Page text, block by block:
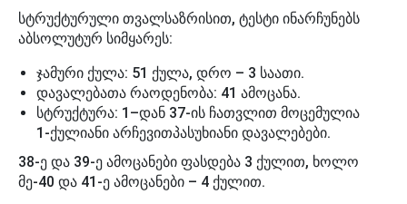
სტრუქტურული თვალსაზრისით, ტესტი ინარჩუნებს
აბსოლუტურ სიმყარეს:
ჯამური ქულა: 51 ქულა, დრო – 3 საათი.
დავალებათა რაოდენობა: 41 ამოცანა.
სტრუქტურა: 1–დან 37-ის ჩათვლით მოცემულია
1-ქულიანი არჩევითპასუხიანი დავალებები.
38-ე და 39-ე ამოცანები ფასდება 3 ქულით, ხოლო
მე-40 და 41-ე ამოცანები – 4 ქულით.